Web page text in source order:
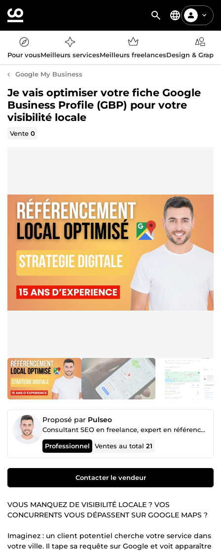
Pour vousMeilleurs servicesMeilleurs freelancesDesign &
Google My Business
Je vais optimiser votre fiche Google
Business Profile (GBP) pour votre
visibilité locale
Vente0
Proposé par Pulseo
Consultant SEO en freelance, expert en référencement naturel, audit, backlinks, Optimisation GMB
Professionnel Ventes au total21
Contacter le vendeur
VOUS MANQUEZ DE VISIBILITÉ LOCALE ? VOS
CONCURRENTS VOUS DÉPASSENT SUR GOOGLE MAPS ?
Imaginez : un client potentiel cherche votre service dans
votre ville. Il tape sa requête sur Google et voit apparaître